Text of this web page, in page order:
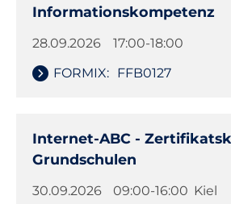
Informationskompetenz
28.09.2026
17:00-18:00
FORMIX: FFB0127
Internet-ABC -
Grundschulen
30.09.2026 09:00-16:00 Kiel